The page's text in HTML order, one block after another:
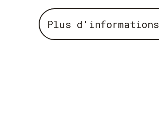
Plus d'informations